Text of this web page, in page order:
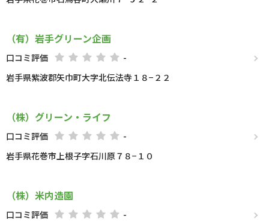
（有）岩手グリーン企画
口コミ評価
-
岩手県紫波郡矢巾町大字北伝法寺１８−２２
（株）グリーン・ライフ
口コミ評価
-
岩手県花巻市上根子字石川原７８−１０
（株）米内造園
口コミ評価
-